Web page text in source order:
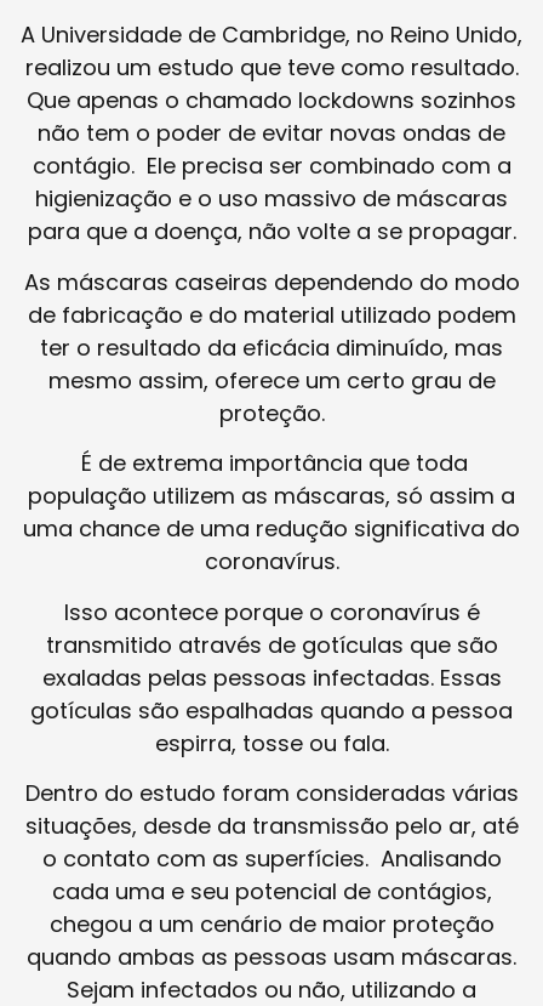
A Universidade de Cambridge, no Reino Unido,
realizou um estudo que teve como resultado.
Que apenas o chamado lockdowns sozinhos
não tem o poder de evitar novas ondas de
contágio. Ele precisa ser combinado com a
higienização e o uso massivo de máscaras
para que a doença, não volte a se propagar.
As máscaras caseiras dependendo do modo
de fabricação e do material utilizado podem
ter o resultado da eficácia diminuído, mas
mesmo assim, oferece um certo grau de
proteção.
É de extrema importância que toda
população utilizem as máscaras, só assim a
uma chance de uma redução significativa do
coronavírus.
Isso acontece porque o coronavírus é
transmitido através de gotículas que são
exaladas pelas pessoas infectadas. Essas
gotículas são espalhadas quando a pessoa
espirra, tosse ou fala.
Dentro do estudo foram consideradas várias
situações, desde da transmissão pelo ar, até
o contato com as superfícies. Analisando
cada uma e seu potencial de contágios,
chegou a um cenário de maior proteção
quando ambas as pessoas usam máscaras.
Sejam infectados ou não, utilizando a